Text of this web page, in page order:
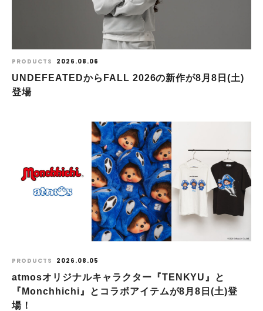
PRODUCTS 2026.08.06
UNDEFEATEDからFALL 2026の新作が8⽉8⽇(⼟)
登場
PRODUCTS 2026.08.05
atmosオリジナルキャラクター『TENKYU』と
『Monchhichi』とコラボアイテムが8月8日(土)登
場！